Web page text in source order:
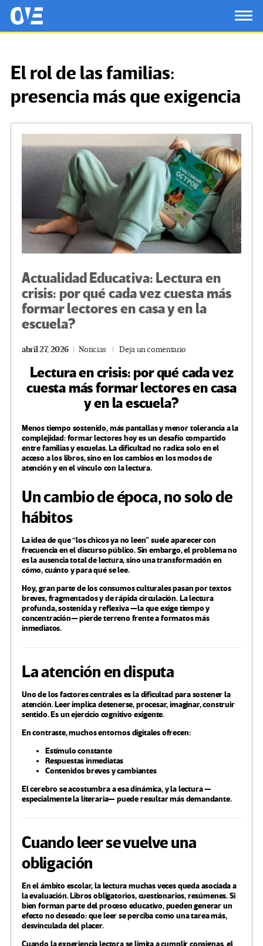
Saltar al contenido principal
OtrasVocesenEducacion.org
El rol de las familias:
presencia más que exigencia
Actualidad Educativa: Lectura en
crisis: por qué cada vez cuesta más
formar lectores en casa y en la
escuela?
abril 27, 2026 Noticias Deja un comentario
Lectura en crisis: por qué cada vez
cuesta más formar lectores en casa
y en la escuela?
Menos tiempo sostenido, más pantallas y menor tolerancia a la
complejidad: formar lectores hoy es un desafío compartido
entre familias y escuelas. La dificultad no radica solo en el
acceso a los libros, sino en los cambios en los modos de
atención y en el vínculo con la lectura.
Un cambio de época, no solo de
hábitos
La idea de que “los chicos ya no leen” suele aparecer con
frecuencia en el discurso público. Sin embargo, el problema no
es la ausencia total de lectura, sino una transformación en
cómo, cuánto y para qué se lee.
Hoy, gran parte de los consumos culturales pasan por textos
breves, fragmentados y de rápida circulación. La lectura
profunda, sostenida y reflexiva —la que exige tiempo y
concentración— pierde terreno frente a formatos más
inmediatos.
La atención en disputa
Uno de los factores centrales es la dificultad para sostener la
atención. Leer implica detenerse, procesar, imaginar, construir
sentido. Es un ejercicio cognitivo exigente.
En contraste, muchos entornos digitales ofrecen:
Estímulo constante
Respuestas inmediatas
Contenidos breves y cambiantes
El cerebro se acostumbra a esa dinámica, y la lectura —
especialmente la literaria— puede resultar más demandante.
Cuando leer se vuelve una
obligación
En el ámbito escolar, la lectura muchas veces queda asociada a
la evaluación. Libros obligatorios, cuestionarios, resúmenes. Si
bien forman parte del proceso educativo, pueden generar un
efecto no deseado: que leer se perciba como una tarea más,
desvinculada del placer.